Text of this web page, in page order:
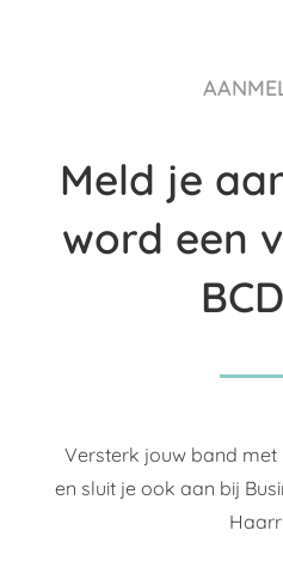
Meld je
word een
Versterk jouw band
en sluit je ook aan bij